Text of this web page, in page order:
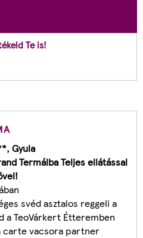
Te is!
Gyula
Termálba Teljes ellátással
svéd asztalos reggeli a
a TeoVárkert Étteremben
carte vacsora partner